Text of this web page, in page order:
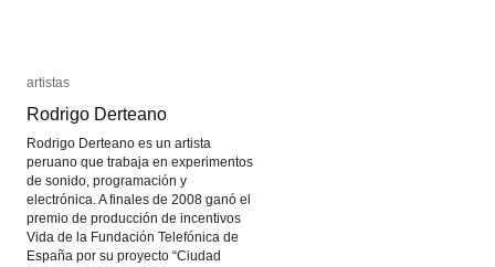
artistas
Rodrigo Derteano
Rodrigo Derteano es un artista
peruano que trabaja en experimentos
de sonido, programación y
electrónica. A finales de 2008 ganó el
premio de producción de incentivos
Vida de la Fundación Telefónica de
España por su proyecto “Ciudad
artistas
Rodrigo Derteano